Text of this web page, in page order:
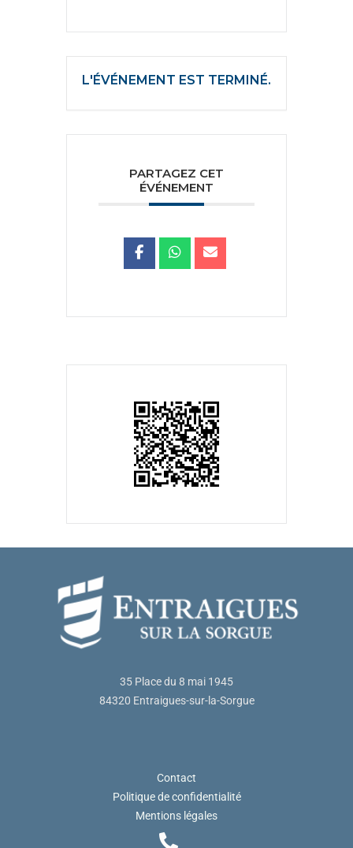
L'ÉVÉNEMENT EST TERMINÉ.
PARTAGEZ CET
ÉVÉNEMENT
35 Place du 8 mai 1945
84320 Entraigues-sur-la-Sorgue
Contact
Politique de confidentialité
Mentions légales